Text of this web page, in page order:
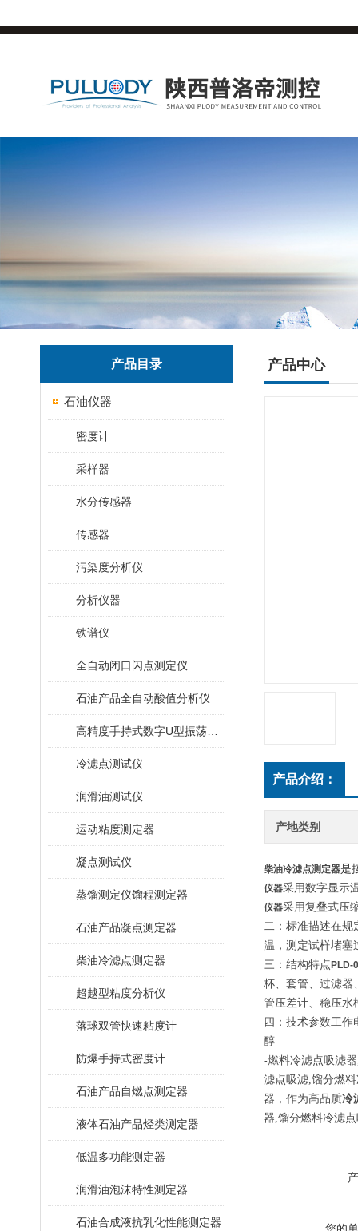
产品目录
石油仪器
密度计
采样器
水分传感器
传感器
污染度分析仪
分析仪器
铁谱仪
全自动闭口闪点测定仪
石油产品全自动酸值分析仪
冷滤点测试仪
润滑油测试仪
运动粘度测定器
凝点测试仪
蒸馏测定仪馏程测定器
石油产品凝点测定器
柴油冷滤点测定器
超越型粘度分析仪
落球双管快速粘度计
防爆手持式密度计
石油产品自燃点测定器
液体石油产品烃类测定器
低温多功能测定器
润滑油泡沫特性测定器
石油合成液抗乳化性能测定器
产品中心
产品介绍：
产地类别
柴油冷滤点测定器是
仪器采用数字显示
仪器采用复叠式压
二：标准描述在规
温，测定试样堵塞
三：结构特点 PLD-
杯、套管、过滤器
管压差计、稳压水
四：技术参数工作
醇
-燃料冷滤点吸滤
滤点吸滤,馏分燃
器，作为高品质冷
器,馏分燃料冷滤